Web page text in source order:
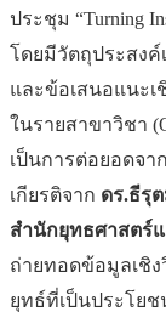
ประชุม “Turning
โดยมีวัตถุประสงค์
และข้อเสนอแนะ
ในรายสาขาวิชา
เป็นการต่อยอดจา
เกียรติจาก ดร.ธีรุ
สำนักยุทธศาสตร์
ถ่ายทอดข้อมูลเชิง
ยุทธ์ที่เป็นประโย